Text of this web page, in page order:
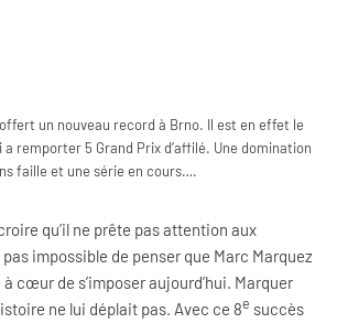
offert un nouveau record à Brno. Il est en effet le
remporter 5 Grand Prix d’affilé. Une domination
faille et une série en cours….
qu’il ne prête pas attention aux
impossible de penser que Marc Marquez
cœur de s’imposer aujourd’hui. Marquer
ne lui déplait pas. Avec ce 8e succès